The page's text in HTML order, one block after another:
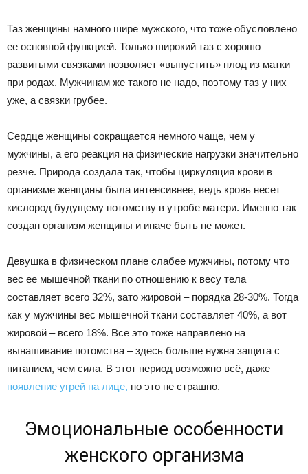
Таз женщины намного шире мужского, что тоже обусловлено
ее основной функцией. Только широкий таз с хорошо
развитыми связками позволяет «выпустить» плод из матки
при родах. Мужчинам же такого не надо, поэтому таз у них
уже, а связки грубее.
Сердце женщины сокращается немного чаще, чем у
мужчины, а его реакция на физические нагрузки значительно
резче. Природа создала так, чтобы циркуляция крови в
организме женщины была интенсивнее, ведь кровь несет
кислород будущему потомству в утробе матери. Именно так
создан организм женщины и иначе быть не может.
Девушка в физическом плане слабее мужчины, потому что
вес ее мышечной ткани по отношению к весу тела
составляет всего 32%, зато жировой – порядка 28-30%. Тогда
как у мужчины вес мышечной ткани составляет 40%, а вот
жировой – всего 18%. Все это тоже направлено на
вынашивание потомства – здесь больше нужна защита с
питанием, чем сила. В этот период возможно всё, даже
появление угрей на лице, но это не страшно.
Эмоциональные особенности
женского организма